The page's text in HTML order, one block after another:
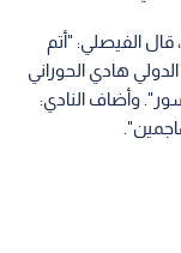
الفيصلي: "أتم
هادي الحوراني
وأضاف النادي: